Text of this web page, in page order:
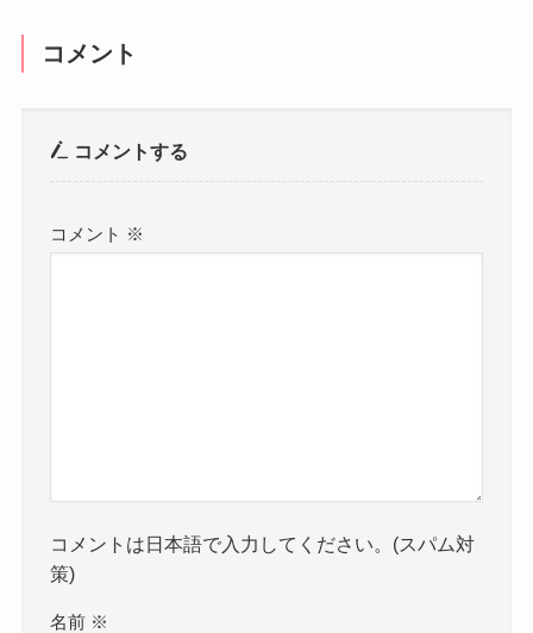
コメント
コメントする
コメント ※
コメントは日本語で入力してください。(スパム対
策)
名前 ※